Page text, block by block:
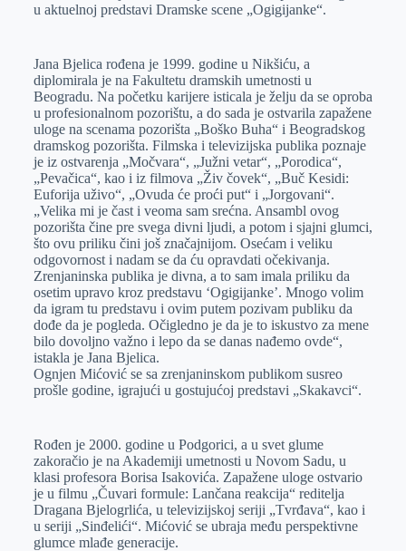
u aktuelnoj predstavi Dramske scene „Ogigijanke“.
Jana Bjelica rođena je 1999. godine u Nikšiću, a
diplomirala je na Fakultetu dramskih umetnosti u
Beogradu. Na početku karijere isticala je želju da se oproba
u profesionalnom pozorištu, a do sada je ostvarila zapažene
uloge na scenama pozorišta „Boško Buha“ i Beogradskog
dramskog pozorišta. Filmska i televizijska publika poznaje
je iz ostvarenja „Močvara“, „Južni vetar“, „Porodica“,
„Pevačica“, kao i iz filmova „Živ čovek“, „Buč Kesidi:
Euforija uživo“, „Ovuda će proći put“ i „Jorgovani“.
„Velika mi je čast i veoma sam srećna. Ansambl ovog
pozorišta čine pre svega divni ljudi, a potom i sjajni glumci,
što ovu priliku čini još značajnijom. Osećam i veliku
odgovornost i nadam se da ću opravdati očekivanja.
Zrenjaninska publika je divna, a to sam imala priliku da
osetim upravo kroz predstavu ‘Ogigijanke’. Mnogo volim
da igram tu predstavu i ovim putem pozivam publiku da
dođe da je pogleda. Očigledno je da je to iskustvo za mene
bilo dovoljno važno i lepo da se danas nađemo ovde“,
istakla je Jana Bjelica.
Ognjen Mićović se sa zrenjaninskom publikom susreo
prošle godine, igrajući u gostujućoj predstavi „Skakavci“.
Rođen je 2000. godine u Podgorici, a u svet glume
zakoračio je na Akademiji umetnosti u Novom Sadu, u
klasi profesora Borisa Isakovića. Zapažene uloge ostvario
je u filmu „Čuvari formule: Lančana reakcija“ reditelja
Dragana Bjelogrlića, u televizijskoj seriji „Tvrđava“, kao i
u seriji „Sinđelići“. Mićović se ubraja među perspektivne
glumce mlađe generacije.